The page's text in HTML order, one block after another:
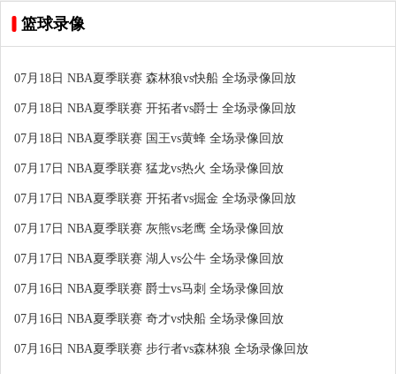
篮球录像
07月18日 NBA夏季联赛 森林狼vs快船 全场录像回放
07月18日 NBA夏季联赛 开拓者vs爵士 全场录像回放
07月18日 NBA夏季联赛 国王vs黄蜂 全场录像回放
07月17日 NBA夏季联赛 猛龙vs热火 全场录像回放
07月17日 NBA夏季联赛 开拓者vs掘金 全场录像回放
07月17日 NBA夏季联赛 灰熊vs老鹰 全场录像回放
07月17日 NBA夏季联赛 湖人vs公牛 全场录像回放
07月16日 NBA夏季联赛 爵士vs马刺 全场录像回放
07月16日 NBA夏季联赛 奇才vs快船 全场录像回放
07月16日 NBA夏季联赛 步行者vs森林狼 全场录像回放